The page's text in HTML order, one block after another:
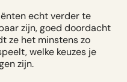
echt verder te
zijn, goed doordacht
ze het minstens zo
welke keuzes je
zijn.